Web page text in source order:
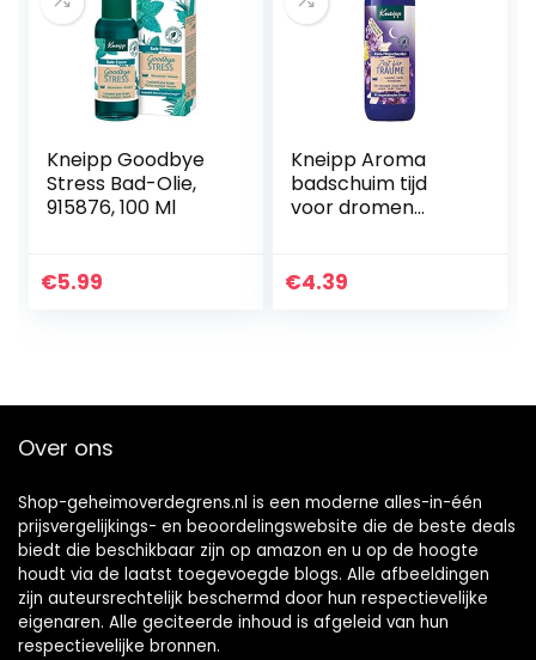
Kneipp Goodbye
Stress Bad-Olie,
915876, 100 Ml
€5.99
Kneipp Aroma
badschuim tijd
voor dromen
ml
€4.39
Over ons
Shop-geheimoverdegrens.nl is een moderne alles-in-één
prijsvergelijkings- en beoordelingswebsite die de beste deals
biedt die beschikbaar zijn op amazon en u op de hoogte
houdt via de laatst toegevoegde blogs. Alle afbeeldingen
zijn auteursrechtelijk beschermd door hun respectievelijke
eigenaren. Alle geciteerde inhoud is afgeleid van hun
respectievelijke bronnen.